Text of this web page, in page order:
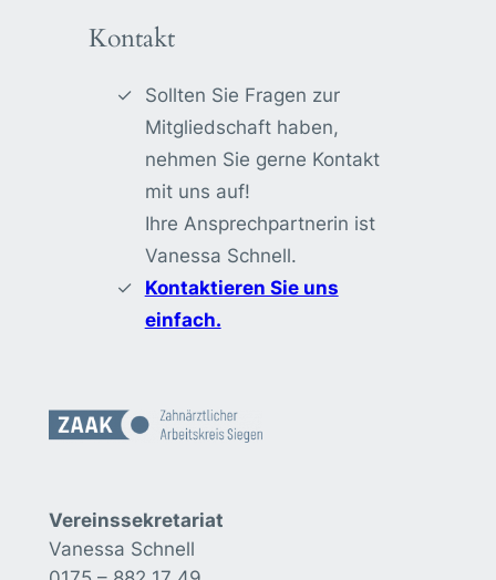
Kontakt
Sollten Sie Fragen zur
Mitgliedschaft haben,
nehmen Sie gerne Kontakt
mit uns auf!
Ihre Ansprechpartnerin ist
Vanessa Schnell.
Kontaktieren Sie uns
einfach.
Vereinssekretariat
Vanessa Schnell